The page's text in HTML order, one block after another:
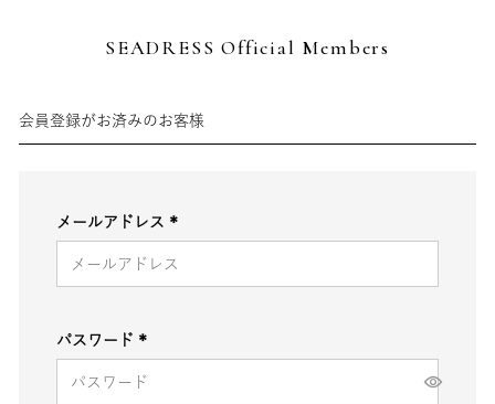
SEADRESS Official Members
会員登録がお済みのお客様
メールアドレス
須)
パスワード
(必